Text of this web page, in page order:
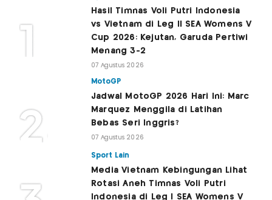
Hasil Timnas Voli Putri Indonesia
vs Vietnam di Leg II SEA Womens V
Cup 2026: Kejutan, Garuda Pertiwi
Menang 3-2
07 Agustus 2026
MotoGP
Jadwal MotoGP 2026 Hari Ini: Marc
Marquez Menggila di Latihan
Bebas Seri Inggris?
07 Agustus 2026
Sport Lain
Media Vietnam Kebingungan Lihat
Rotasi Aneh Timnas Voli Putri
Indonesia di Leg I SEA Womens V